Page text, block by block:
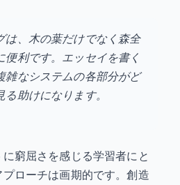
は、木の葉だけでなく森全
便利です。エッセイを書く
雑なシステムの各部分がど
助けになります。
窮屈さを感じる学習者にと
ローチは画期的です。創造